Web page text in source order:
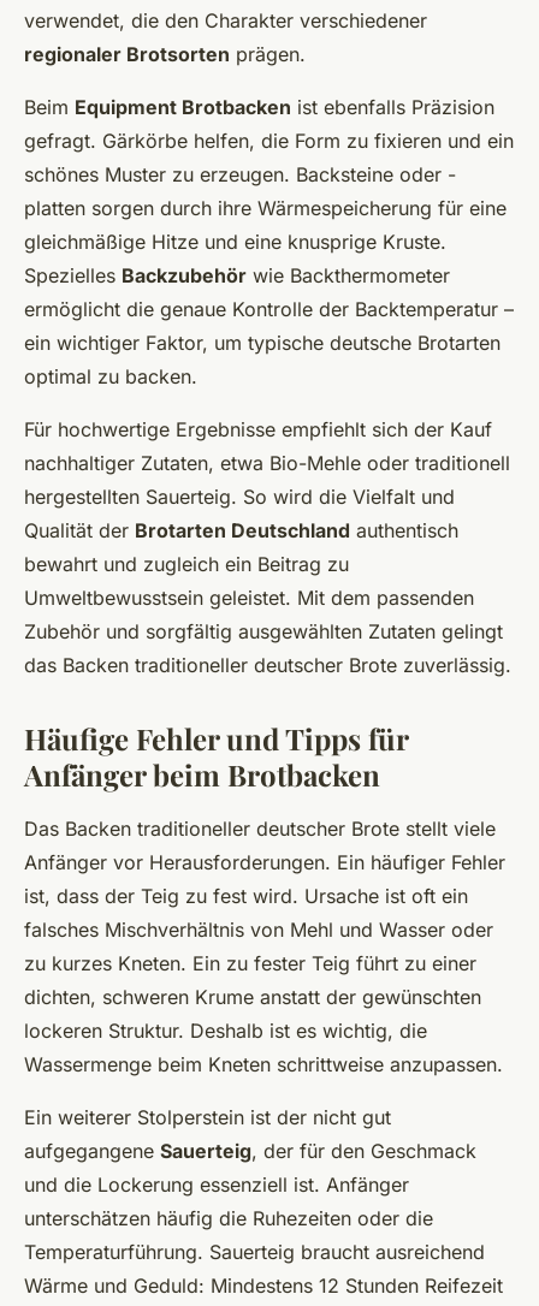
verwendet, die den Charakter verschiedener
regionaler Brotsorten prägen.
Beim Equipment Brotbacken ist ebenfalls Präzision
gefragt. Gärkörbe helfen, die Form zu fixieren und ein
schönes Muster zu erzeugen. Backsteine oder -
platten sorgen durch ihre Wärmespeicherung für eine
gleichmäßige Hitze und eine knusprige Kruste.
Spezielles Backzubehör wie Backthermometer
ermöglicht die genaue Kontrolle der Backtemperatur –
ein wichtiger Faktor, um typische deutsche Brotarten
optimal zu backen.
Für hochwertige Ergebnisse empfiehlt sich der Kauf
nachhaltiger Zutaten, etwa Bio-Mehle oder traditionell
hergestellten Sauerteig. So wird die Vielfalt und
Qualität der Brotarten Deutschland authentisch
bewahrt und zugleich ein Beitrag zu
Umweltbewusstsein geleistet. Mit dem passenden
Zubehör und sorgfältig ausgewählten Zutaten gelingt
das Backen traditioneller deutscher Brote zuverlässig.
Häufige Fehler und Tipps für
Anfänger beim Brotbacken
Das Backen traditioneller deutscher Brote stellt viele
Anfänger vor Herausforderungen. Ein häufiger Fehler
ist, dass der Teig zu fest wird. Ursache ist oft ein
falsches Mischverhältnis von Mehl und Wasser oder
zu kurzes Kneten. Ein zu fester Teig führt zu einer
dichten, schweren Krume anstatt der gewünschten
lockeren Struktur. Deshalb ist es wichtig, die
Wassermenge beim Kneten schrittweise anzupassen.
Ein weiterer Stolperstein ist der nicht gut
aufgegangene Sauerteig, der für den Geschmack
und die Lockerung essenziell ist. Anfänger
unterschätzen häufig die Ruhezeiten oder die
Temperaturführung. Sauerteig braucht ausreichend
Wärme und Geduld: Mindestens 12 Stunden Reifezeit